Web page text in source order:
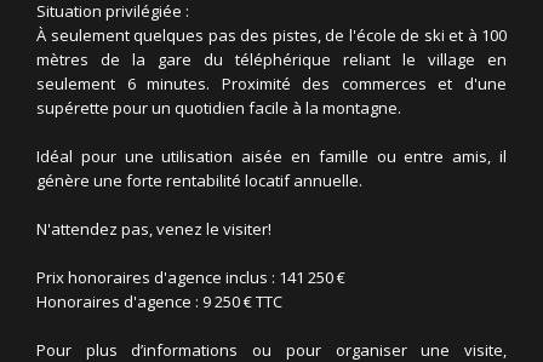
Situation privilégiée :
À seulement quelques pas des pistes, de l'école de ski et à 100
mètres de la gare du téléphérique reliant le village en
seulement 6 minutes. Proximité des commerces et d'une
supérette pour un quotidien facile à la montagne.
Idéal pour une utilisation aisée en famille ou entre amis, il
génère une forte rentabilité locatif annuelle.
N'attendez pas, venez le visiter!
Prix honoraires d'agence inclus : 141 250 €
Honoraires d'agence : 9 250 € TTC
Pour plus d’informations ou pour organiser une visite,